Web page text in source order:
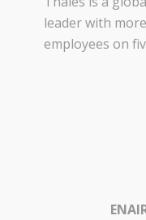
leader with
employees on